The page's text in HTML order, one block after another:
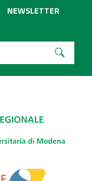
NEWSLETTER